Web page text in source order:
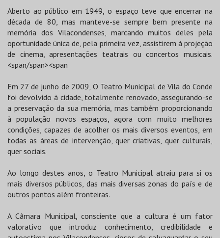
Aberto ao público em 1949, o espaço teve que encerrar na
década de 80, mas manteve-se sempre bem presente na
memória dos Vilacondenses, marcando muitos deles pela
oportunidade única de, pela primeira vez, assistirem à projeção
de cinema, apresentações teatrais ou concertos musicais.
<span/span><span
Em 27 de junho de 2009, O Teatro Municipal de Vila do Conde
foi devolvido à cidade, totalmente renovado, assegurando-se
a preservação da sua memória, mas também proporcionando
à população novos espaços, agora com muito melhores
condições, capazes de acolher os mais diversos eventos, em
todas as áreas de intervenção, quer criativas, quer culturais,
quer sociais.
Ao longo destes anos, o Teatro Municipal atraiu para si os
mais diversos públicos, das mais diversas zonas do país e de
outros pontos além fronteiras.
A Câmara Municipal, consciente que a cultura é um fator
valorativo que introduz conhecimento, credibilidade e